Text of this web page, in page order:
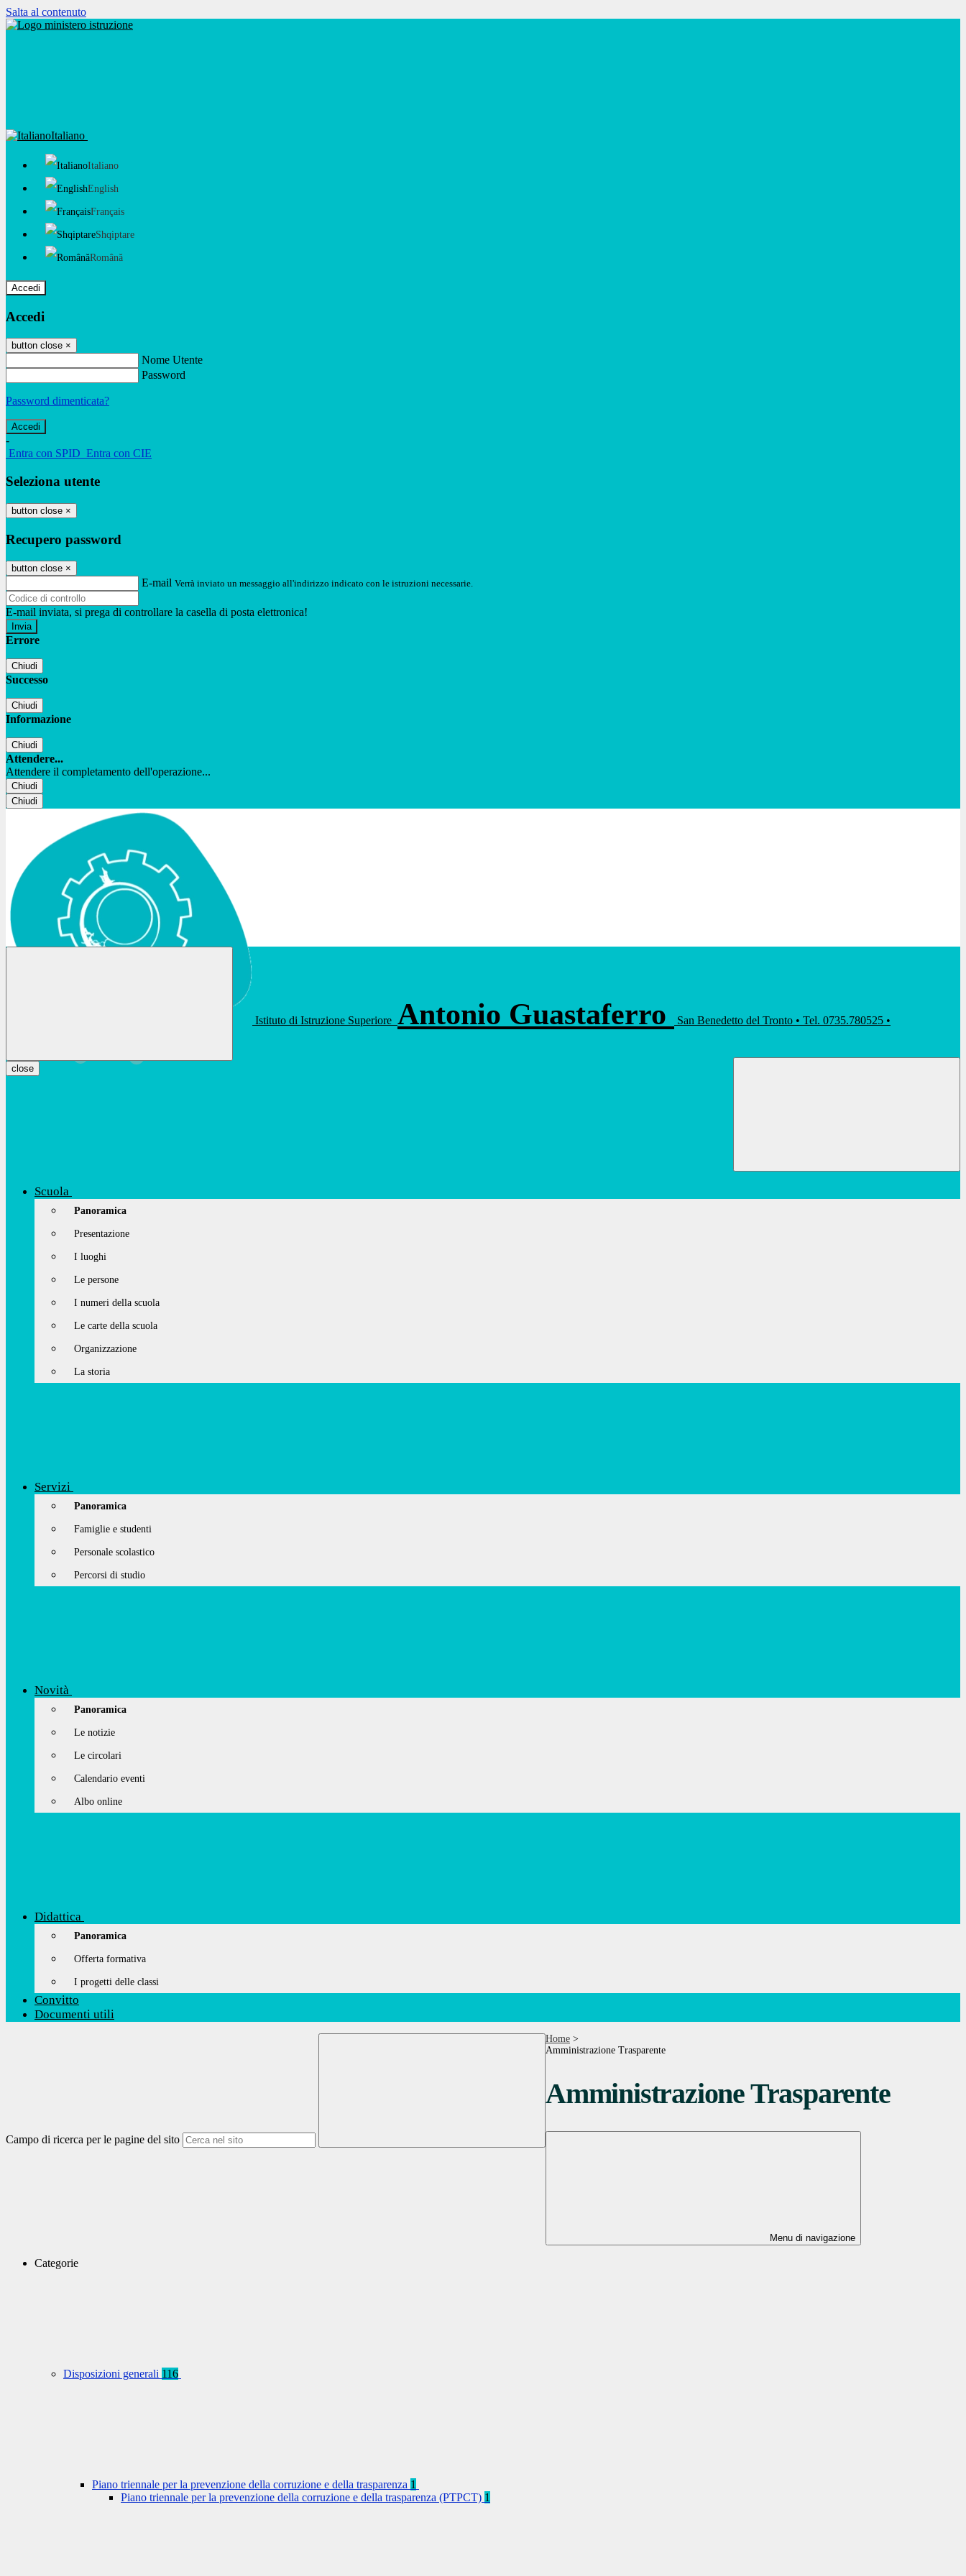
Salta al contenuto
Italiano
Italiano
English
Français
Shqiptare
Română
Accedi
Accedi
button close ×
Nome Utente
Password
Password dimenticata?
-
Entra con SPID Entra con CIE
Seleziona utente
button close ×
Recupero password
button close ×
E-mail Verrà inviato un messaggio all'indirizzo indicato con le istruzioni necessarie.
E-mail inviata, si prega di controllare la casella di posta elettronica!
Errore
Chiudi
Successo
Chiudi
Informazione
Chiudi
Attendere...
Attendere il completamento dell'operazione...
Chiudi
Chiudi
Istituto di Istruzione Superiore Antonio Guastaferro
San Benedetto del Tronto • Tel. 0735.780525 •
close
Scuola
Panoramica
Presentazione
I luoghi
Le persone
I numeri della scuola
Le carte della scuola
Organizzazione
La storia
Servizi
Panoramica
Famiglie e studenti
Personale scolastico
Percorsi di studio
Novità
Panoramica
Le notizie
Le circolari
Calendario eventi
Albo online
Didattica
Panoramica
Offerta formativa
I progetti delle classi
Convitto
Documenti utili
Campo di ricerca per le pagine del sito
Home >
Amministrazione Trasparente
Amministrazione Trasparente
Menu di navigazione
Categorie
Disposizioni generali 116
Piano triennale per la prevenzione della corruzione e della trasparenza 1
Piano triennale per la prevenzione della corruzione e della trasparenza (PTPCT) 1